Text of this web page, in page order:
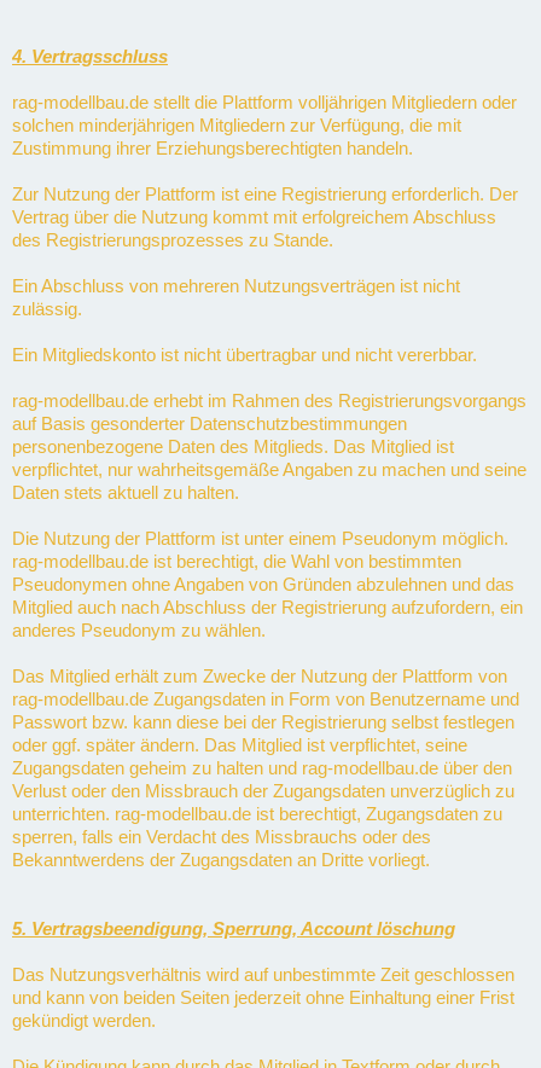
4. Vertragsschluss
rag-modellbau.de stellt die Plattform volljährigen Mitgliedern oder
solchen minderjährigen Mitgliedern zur Verfügung, die mit
Zustimmung ihrer Erziehungsberechtigten handeln.
Zur Nutzung der Plattform ist eine Registrierung erforderlich. Der
Vertrag über die Nutzung kommt mit erfolgreichem Abschluss
des Registrierungsprozesses zu Stande.
Ein Abschluss von mehreren Nutzungsverträgen ist nicht
zulässig.
Ein Mitgliedskonto ist nicht übertragbar und nicht vererbbar.
rag-modellbau.de erhebt im Rahmen des Registrierungsvorgangs
auf Basis gesonderter Datenschutzbestimmungen
personenbezogene Daten des Mitglieds. Das Mitglied ist
verpflichtet, nur wahrheitsgemäße Angaben zu machen und seine
Daten stets aktuell zu halten.
Die Nutzung der Plattform ist unter einem Pseudonym möglich.
rag-modellbau.de ist berechtigt, die Wahl von bestimmten
Pseudonymen ohne Angaben von Gründen abzulehnen und das
Mitglied auch nach Abschluss der Registrierung aufzufordern, ein
anderes Pseudonym zu wählen.
Das Mitglied erhält zum Zwecke der Nutzung der Plattform von
rag-modellbau.de Zugangsdaten in Form von Benutzername und
Passwort bzw. kann diese bei der Registrierung selbst festlegen
oder ggf. später ändern. Das Mitglied ist verpflichtet, seine
Zugangsdaten geheim zu halten und rag-modellbau.de über den
Verlust oder den Missbrauch der Zugangsdaten unverzüglich zu
unterrichten. rag-modellbau.de ist berechtigt, Zugangsdaten zu
sperren, falls ein Verdacht des Missbrauchs oder des
Bekanntwerdens der Zugangsdaten an Dritte vorliegt.
5. Vertragsbeendigung, Sperrung, Account löschung
Das Nutzungsverhältnis wird auf unbestimmte Zeit geschlossen
und kann von beiden Seiten jederzeit ohne Einhaltung einer Frist
gekündigt werden.